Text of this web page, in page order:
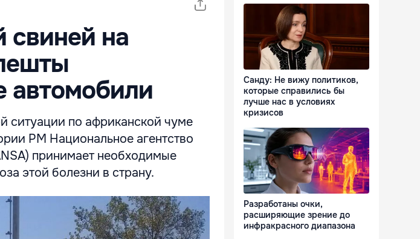
свиней на
автомобили
ситуации по африканской чуме
РМ Национальное агентство
принимает необходимые
этой болезни в страну.
Санду: Не вижу политиков,
которые справились бы
лучше нас в условиях
кризисов
Разработаны очки,
расширяющие зрение до
инфракрасного диапазона